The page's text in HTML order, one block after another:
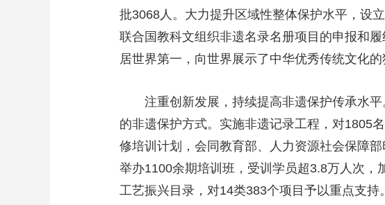
批3068人。大力提升区域性整体保护水平，设
联合国教科文组织非遗名录名册项目的申报和
居世界第一，向世界展示了中华优秀传统文化的
注重创新发展，持续提高非遗保护传承水
的非遗保护方式。实施非遗记录工程，对1805
修培训计划，会同教育部、人力资源社会保障
举办1100余期培训班，受训学员超3.8万人次
工艺振兴目录，对14类383个项目予以重点支